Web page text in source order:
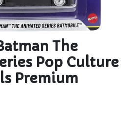
The
Pop Culture
Premium